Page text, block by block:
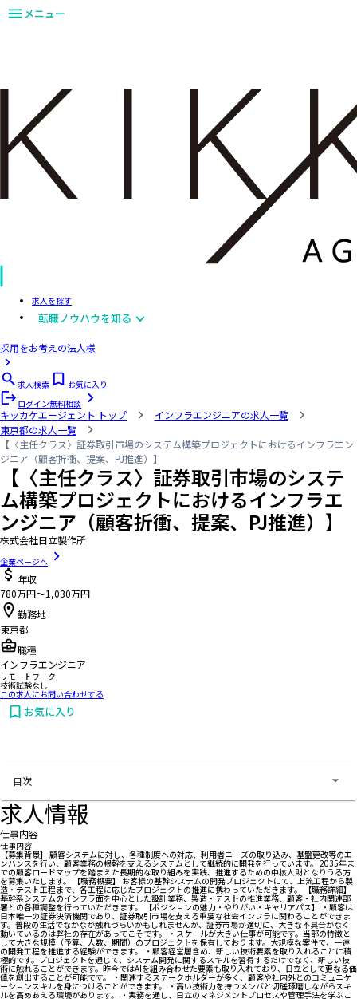
メニュー
求人を探す
転職ノウハウを知る
採用をお考えの法人様
求人検索
お気に入り
ログイン無料相談
キッカケエージェント トップ
インフラエンジニアの求人一覧
東京都の求人一覧
【〈主任クラス〉証券取引市場のシステム構築プロジェクトにおけるインフラエン
ジニア（顧客折衝、提案、PJ推進）】
【〈主任クラス〉証券取引市場のシステ
ム構築プロジェクトにおけるインフラエ
ンジニア（顧客折衝、提案、PJ推進）】
株式会社日立製作所
企業ページへ
年収
780万円〜1,030万円
勤務地
東京都
職種
インフラエンジニア
リモートワーク
技術試験なし
この求人にお問い合わせする
お気に入り
目次
求人情報
仕事内容
仕事内容
【募集背景】 顧客システムに対し、各種制度への対応、利用者ニーズの取り込み、基盤更改等のエ
ンハンスを行い、顧客業務の根幹を支えるシステムとして継続的に開発を行っています。 2035年ま
での顧客ロードマップを踏まえた長期的な取り組みを実践、推進するための中核人財となりうる方
を募集いたします。 【職務概要】 お客様の基幹システムの開発プロジェクトにて、上流工程から製
造・テスト工程まで、各工程に応じたプロジェクトの推進に携わっていただきます。 【職務詳細】
基幹系システムのインフラ面を中心とした設計業務、製造・テストの推進業務、顧客・社内関連部
署との各種調整を行っていただきます。 【ポジションの魅力・やりがい・キャリアパス】 ・顧客は
日本唯一の証券決済機関であり、証券取引市場を支える重要な社会インフラに関わることができま
す。普段の生活でなかなか触れづらいかもしれませんが、証券市場が適切に、大きな不具合がなく
動いているのは弊社の存在があってこそです。 ・スケールが大きい仕事が可能です。当部の特徴と
して大きな規模（予算、人数、期間）のプロジェクトを保有しております。大規模な案件で、一連
の開発工程を推進する経験ができます。 ・顧客経営層含め、新しい技術要素を取り入れることに積
極的です。プロジェクトを通じて、システム開発に関するスキルを習得するだけでなく、新しい技
術に触れることができます。昨今ではAIを組み合わせた要素も取り入れており、日立として更なる価
値を創出することが可能です。 ・関連するステークホルダーが多く、顧客や社内外とのコミュニケ
ーションスキルを身につけることができます。 ・高い技術力を持つメンバと切磋琢磨しながらスキ
ルを高めあえる環境があります。 ・実務を通し、日立のマネジメントプロセスや管理手法を学ぶこ